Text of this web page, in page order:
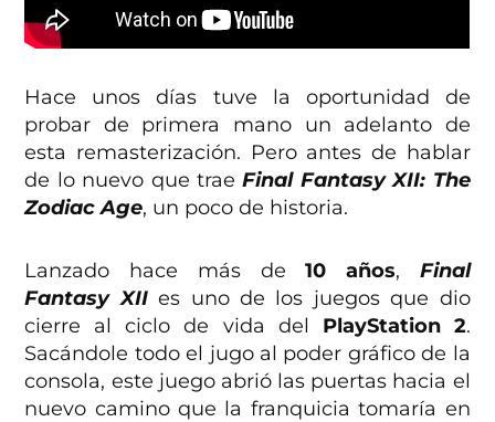
Hace unos días tuve la oportunidad de
probar de primera mano un adelanto de
esta remasterización. Pero antes de hablar
de lo nuevo que traeFinal Fantasy XII: The
Zodiac Age, un poco de historia.
Lanzado hace más de10 años, Final
Fantasy XIIes uno de los juegos que dio
cierre al ciclo de vida del PlayStation 2.
Sacándole todo el jugo al poder gráfico de la
consola, este juego abrió las puertas hacia el
nuevo camino que la franquicia tomaría en